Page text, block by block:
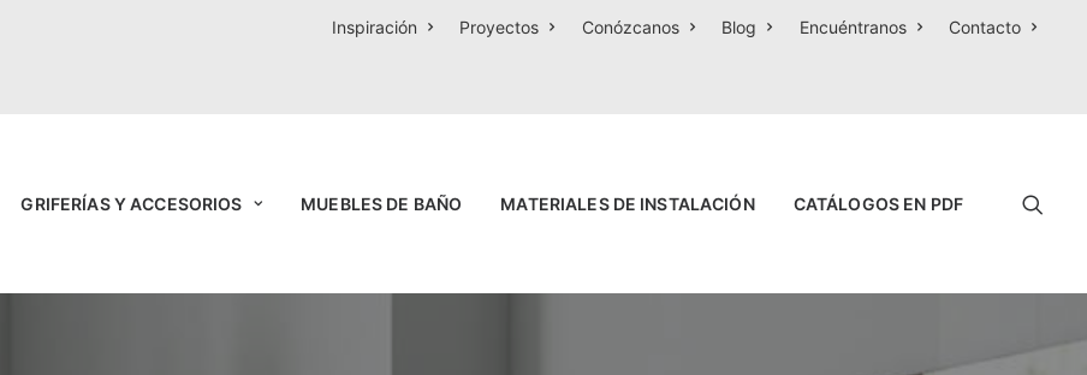
Inspiración Proyectos Conózcanos Blog Encuéntranos Contacto
GRIFERÍAS Y ACCESORIOS MUEBLES DE BAÑO MATERIALES DE INSTALACIÓN CATÁLOGOS EN PDF